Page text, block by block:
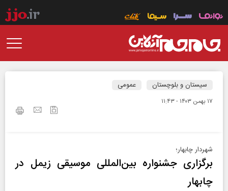
سیستان و بلوچستان عمومی
۱۷ بهمن ۱۴۰۳ - ۱۱:۴۳
شهردار چابهار؛
برگزاری جشنواره بین‌المللی موسیقی زیمل در
چابهار